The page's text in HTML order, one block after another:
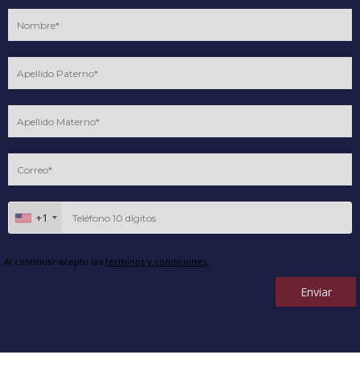
+1
Al continuar acepto los términos y condiciones
Enviar